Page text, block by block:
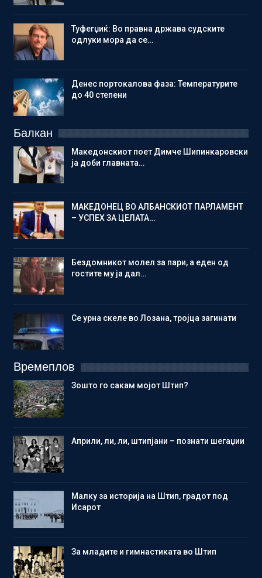
Туфегџиќ: Во правна држава судските
одлуки мора да се…
Денес портокалова фаза: Температурите
до 40 степени
Балкан
Македонскиот поет Димче Шипинкаровски
ја доби главната…
МАКЕДОНЕЦ ВО АЛБАНСКИОТ ПАРЛАМЕНТ
– УСПЕХ ЗА ЦЕЛАТА…
Бездомникот молел за пари, а еден од
гостите му ја дал…
Се урна скеле во Лозана, тројца загинати
Времеплов
Зошто го сакам мојот Штип?
Aприли, ли, ли, штипјани – познати шегаџии
Малку за историја на Штип, градот под
Исарот
Зa младите и гимнастиката во Штип